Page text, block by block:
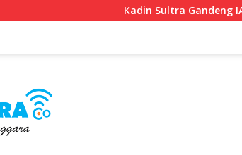
Kadin Sultra Gandeng IAI Rawa